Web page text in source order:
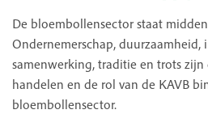
De bloembollensector staat
Ondernemerschap,
samenwerking, traditie en trots zijn
handelen en de rol van de KAVB
bloembollensector.